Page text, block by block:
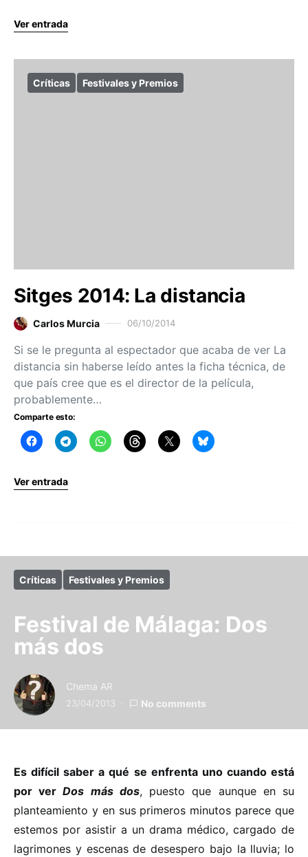
Ver entrada
Críticas Festivales y Premios
Sitges 2014: La distancia
Carlos Murcia 06/10/2014
Si se le pregunta al espectador que acaba de ver La
distancia sin haberse leído antes la ficha técnica, de
que país cree que es el director de la película,
probablemente…
Comparte esto:
Ver entrada
Críticas Festivales y Premios
Festival de Málaga: Dos
más dos
Chema AR
23/04/2013 No comments
Es difícil saber a qué se enfrenta uno cuando está
por verDos más dos, puesto que aunque en su
planteamiento y en sus primeros minutos parece que
estemos por asistir a un drama médico, cargado de
lagrimones y escenas de desespero bajo la lluvia; lo